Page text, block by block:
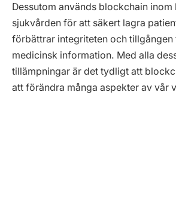
Dessutom används blockchain inom
sjukvården för att säkert lagra
förbättrar integriteten och tillgången
medicinsk information. Med alla
tillämpningar är det tydligt att
att förändra många aspekter av vår